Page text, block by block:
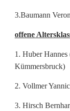
3.Baumann
offene
1. Huber
Kümmersbruck)
2. Vollmer
3. Hirsch